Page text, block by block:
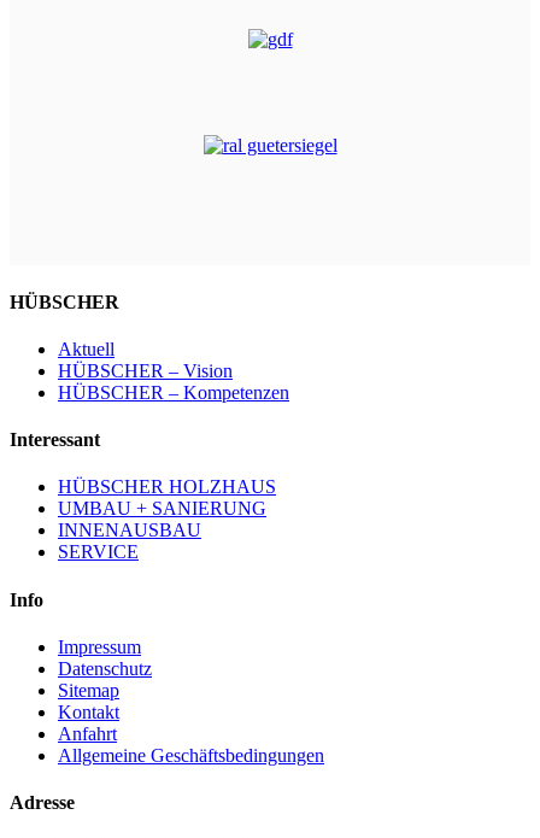
HÜBSCHER
Aktuell
HÜBSCHER – Vision
HÜBSCHER – Kompetenzen
Interessant
HÜBSCHER HOLZHAUS
UMBAU + SANIERUNG
INNENAUSBAU
SERVICE
Info
Impressum
Datenschutz
Sitemap
Kontakt
Anfahrt
Allgemeine Geschäftsbedingungen
Adresse